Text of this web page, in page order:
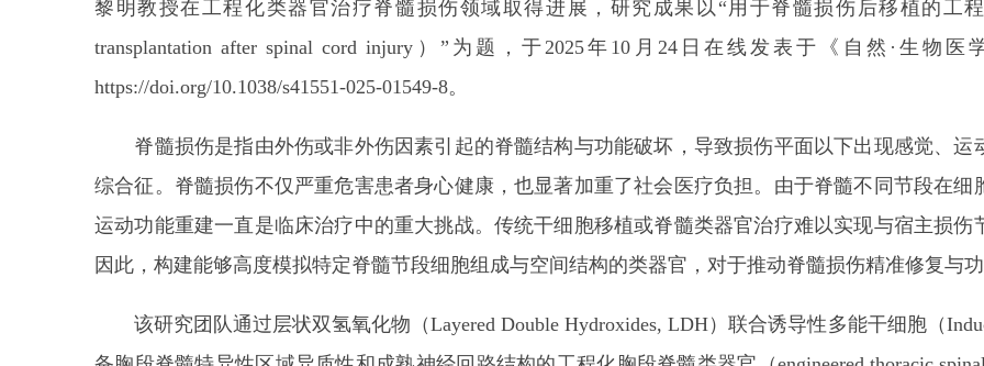
黎明教授在工程化类器官治疗脊髓损伤领域取得进展，研究成果以“用于脊髓损伤后移植的工程
transplantation after spinal cord injury）”为题，于2025年10月24日在线发表于《自然·生物医
https://doi.org/10.1038/s41551-025-01549-8。
脊髓损伤是指由外伤或非外伤因素引起的脊髓结构与功能破坏，导致损伤平面以下出现感觉、运
综合征。脊髓损伤不仅严重危害患者身心健康，也显著加重了社会医疗负担。由于脊髓不同节段在
运动功能重建一直是临床治疗中的重大挑战。传统干细胞移植或脊髓类器官治疗难以实现与宿主损
因此，构建能够高度模拟特定脊髓节段细胞组成与空间结构的类器官，对于推动脊髓损伤精准修复与
该研究团队通过层状双氢氧化物（Layered Double Hydroxides, LDH）联合诱导性多能干细胞（